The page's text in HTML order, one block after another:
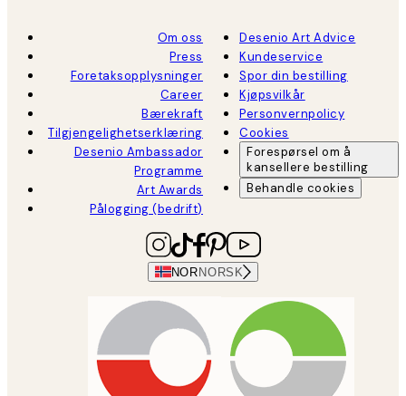
Om oss
Press
Foretaksopplysninger
Career
Bærekraft
Tilgjengelighetserklæring
Desenio Ambassador
Programme
Art Awards
Pålogging (bedrift)
Desenio Art Advice
Kundeservice
Spor din bestilling
Kjøpsvilkår
Personvernpolicy
Cookies
Forespørsel om å
kansellere bestilling
Behandle cookies
NORNORSK